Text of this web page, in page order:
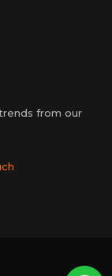
from our